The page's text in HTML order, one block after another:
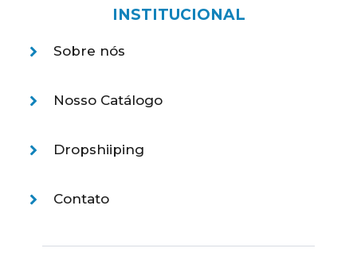
INSTITUCIONAL
Sobre nós
Nosso Catálogo
Dropshiiping
Contato